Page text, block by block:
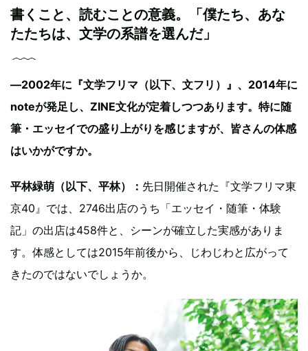
書くこと、読むことの意義。「僕たち、あな
たたちは、文学の系譜を選んだ」
―2002年に『文学フリマ（以下、文フリ）』、2014年に
noteが発足し、ZINE文化が定着しつつあります。特に随
筆・エッセイでの盛り上がりを感じますが、皆さんの体感
はいかがですか。
平林緑萌（以下、平林）： 先日開催された『文学フリマ東
京40』では、2746出店のうち「エッセイ・随筆・体験
記」の出店は458件と、シーンが確立した実感がありま
す。体感としては2015年前後から、じわじわと広がって
きたのではないでしょうか。